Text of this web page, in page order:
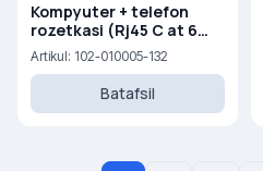
Kompyuter + telefon
rozetkasi (Rj45 C at 6
+Rj45 Cat 3 )
Artikul: 102-010005-132
Batafsil